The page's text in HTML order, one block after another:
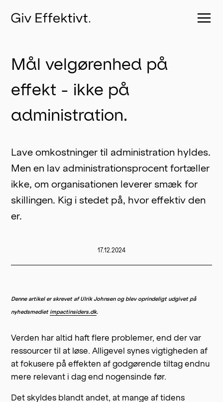
Mål velgørenhed på
effekt - ikke på
administration.
Lave omkostninger til administration hyldes.
Men en lav administrationsprocent fortæller
ikke, om organisationen leverer smæk for
skillingen. Kig i stedet på, hvor effektiv den
er.
17.12.2024
Denne artikel er skrevet af Ulrik Johnsen og blev oprindeligt udgivet på
nyhedsmedietimpactinsiders.dk.
Verden har altid haft flere problemer, end der var
ressourcer til at løse. Alligevel synes vigtigheden af
at fokusere på effekten af godgørende tiltag endnu
mere relevant i dag end nogensinde før.
Det skyldes blandt andet, at mange af tidens